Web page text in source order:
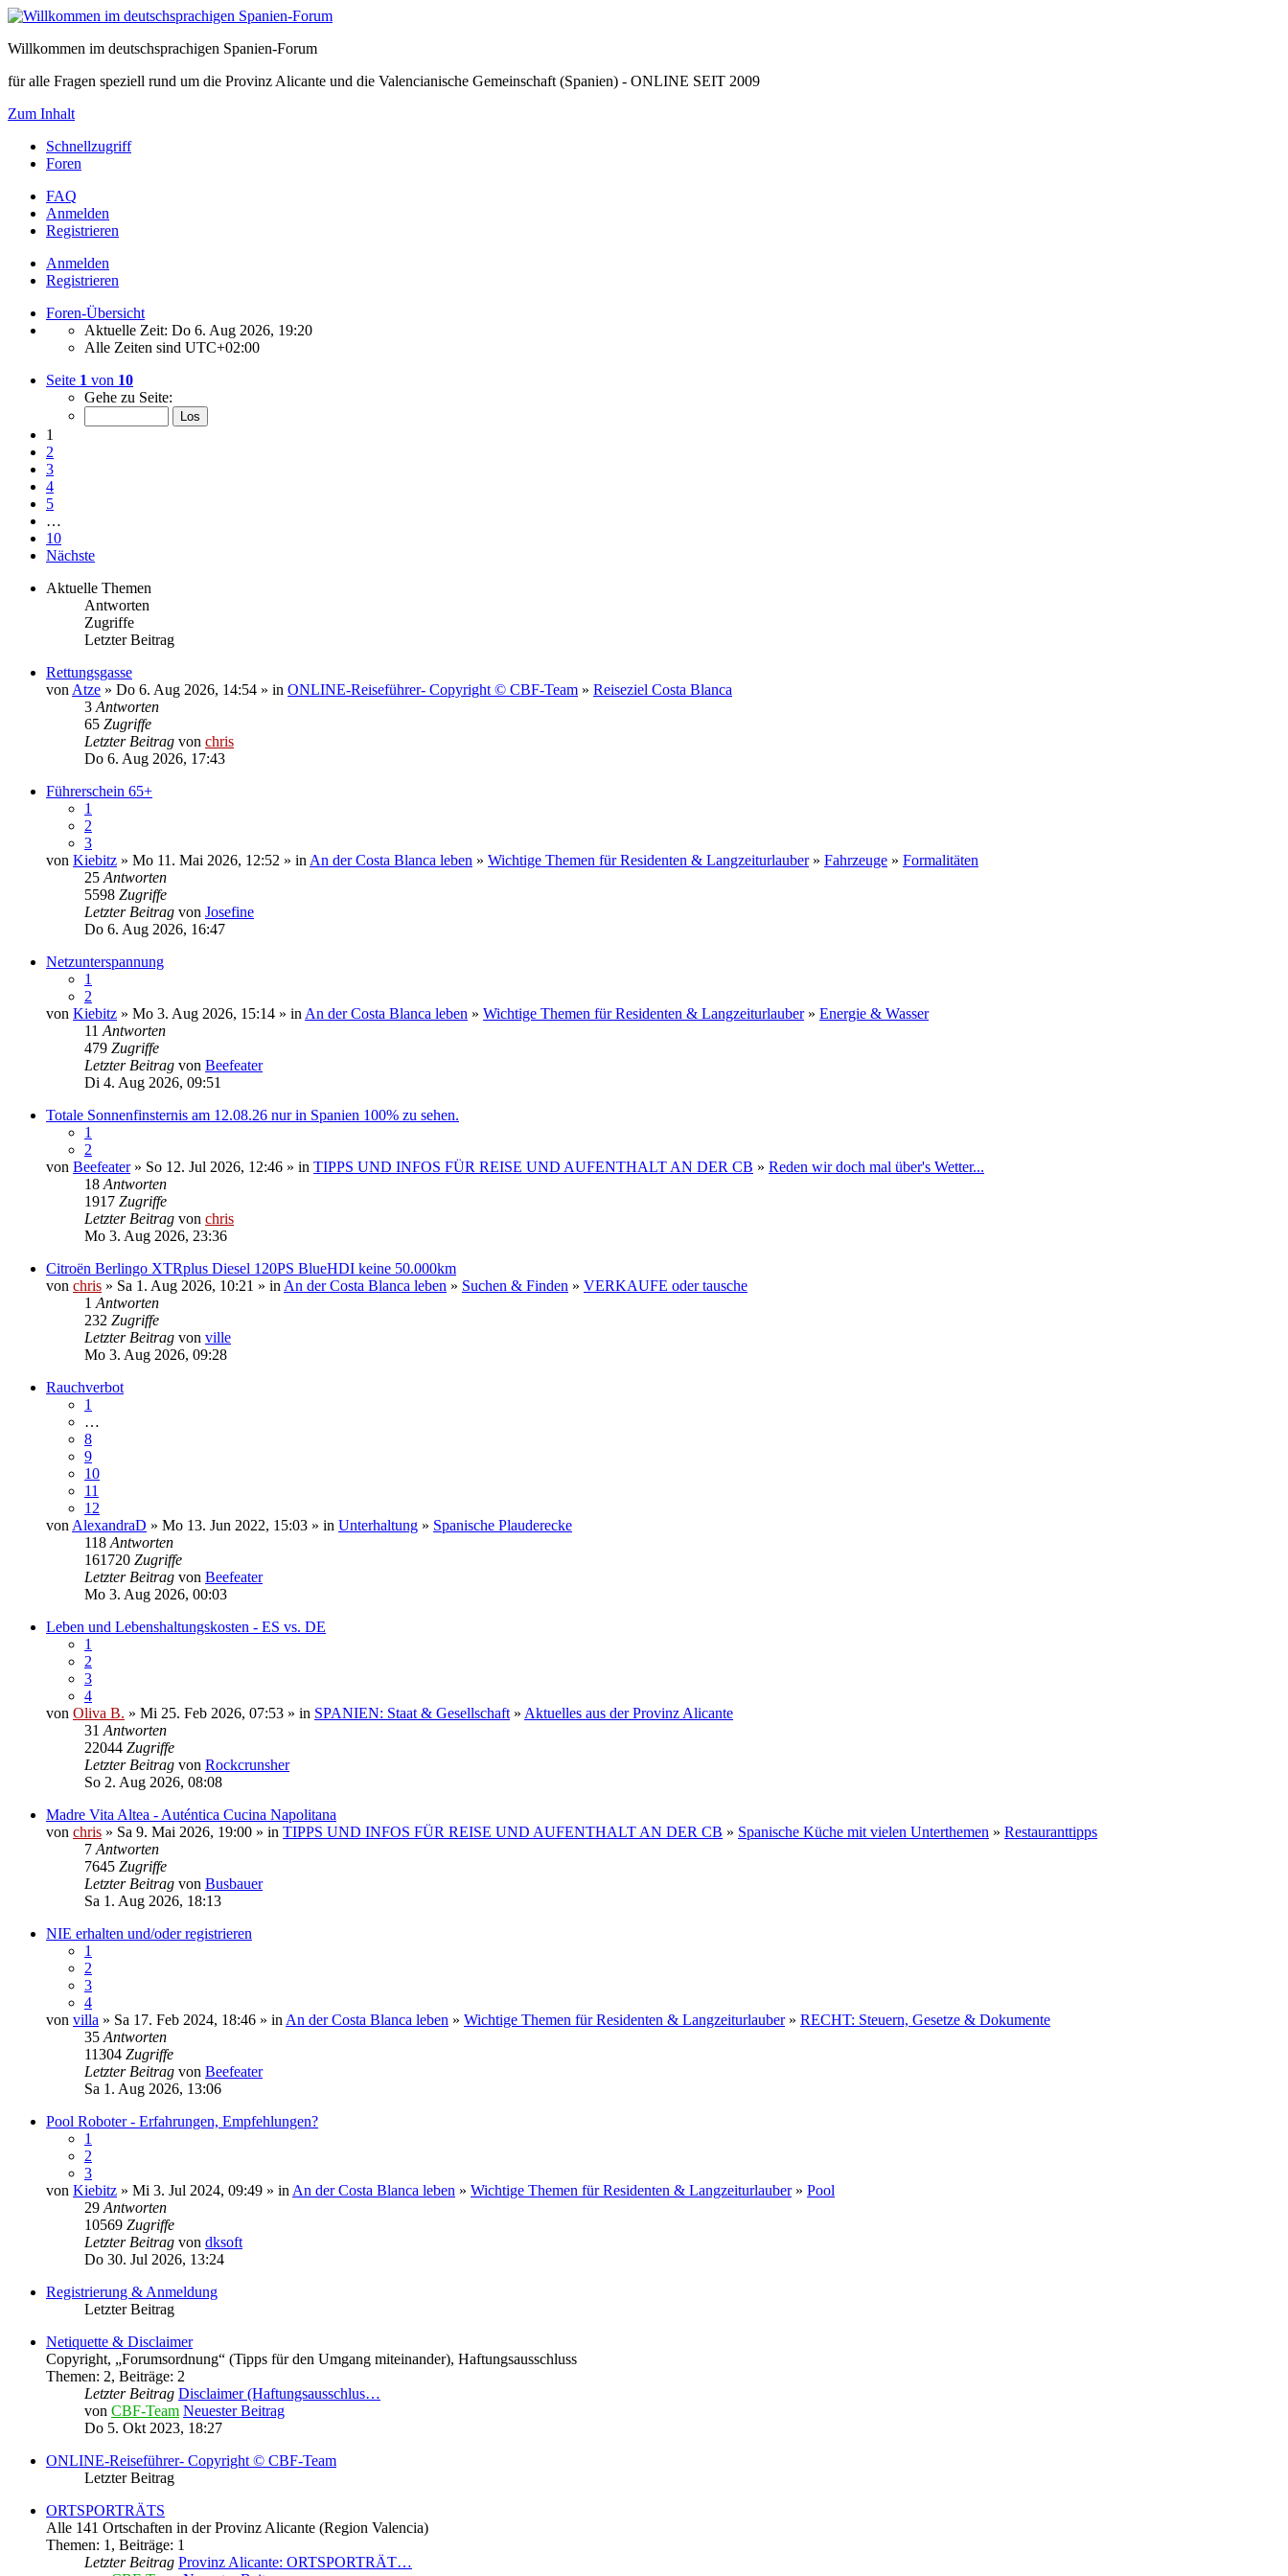
Willkommen im deutschsprachigen Spanien-Forum
für alle Fragen speziell rund um die Provinz Alicante und die Valencianische Gemeinschaft (Spanien) - ONLINE SEIT 2009
Zum Inhalt
Schnellzugriff
Foren
FAQ
Anmelden
Registrieren
Anmelden
Registrieren
Foren-Übersicht
Aktuelle Zeit: Do 6. Aug 2026, 19:20
Alle Zeiten sind UTC+02:00
Seite 1 von 10
Gehe zu Seite:
1
2
3
4
5
…
10
Nächste
Aktuelle Themen
Antworten
Zugriffe
Letzter Beitrag
Rettungsgasse
von Atze » Do 6. Aug 2026, 14:54 » in ONLINE-Reiseführer- Copyright © CBF-Team » Reiseziel Costa Blanca
3 Antworten
65 Zugriffe
Letzter Beitrag von chris
Do 6. Aug 2026, 17:43
Führerschein 65+
1
2
3
von Kiebitz » Mo 11. Mai 2026, 12:52 » in An der Costa Blanca leben » Wichtige Themen für Residenten & Langzeiturlauber» Fahrzeuge » Formalitäten
25 Antworten
5598 Zugriffe
Letzter Beitrag von Josefine
Do 6. Aug 2026, 16:47
Netzunterspannung
1
2
von Kiebitz » Mo 3. Aug 2026, 15:14 » in An der Costa Blanca leben » Wichtige Themen für Residenten & Langzeiturlauber» Energie & Wasser
11 Antworten
479 Zugriffe
Letzter Beitrag von Beefeater
Di 4. Aug 2026, 09:51
Totale Sonnenfinsternis am 12.08.26 nur in Spanien 100% zu sehen.
1
2
von Beefeater» So 12. Jul 2026, 12:46 » in TIPPS UND INFOS FÜR REISE UND AUFENTHALT AN DER CB » Reden wir doch mal über's Wetter...
18 Antworten
1917 Zugriffe
Letzter Beitrag von chris
Mo 3. Aug 2026, 23:36
Citroën Berlingo XTRplus Diesel 120PS BlueHDI keine 50.000km
von chris » Sa 1. Aug 2026, 10:21 » in An der Costa Blanca leben » Suchen & Finden » VERKAUFE oder tausche
1 Antworten
232 Zugriffe
Letzter Beitrag von ville
Mo 3. Aug 2026, 09:28
Rauchverbot
1
…
8
9
10
11
12
von AlexandraD » Mo 13. Jun 2022, 15:03 » in Unterhaltung » Spanische Plauderecke
118 Antworten
161720 Zugriffe
Letzter Beitrag von Beefeater
Mo 3. Aug 2026, 00:03
Leben und Lebenshaltungskosten - ES vs. DE
1
2
3
4
von Oliva B. » Mi 25. Feb 2026, 07:53 » in SPANIEN: Staat & Gesellschaft » Aktuelles aus der Provinz Alicante
31 Antworten
22044 Zugriffe
Letzter Beitrag von Rockcrunsher
So 2. Aug 2026, 08:08
Madre Vita Altea - Auténtica Cucina Napolitana
von chris » Sa 9. Mai 2026, 19:00 » in TIPPS UND INFOS FÜR REISE UND AUFENTHALT AN DER CB » Spanische Küche mit vielen Unterthemen » Restauranttipps
7 Antworten
7645 Zugriffe
Letzter Beitrag von Busbauer
Sa 1. Aug 2026, 18:13
NIE erhalten und/oder registrieren
1
2
3
4
von villa » Sa 17. Feb 2024, 18:46 » in An der Costa Blanca leben » Wichtige Themen für Residenten & Langzeiturlauber» RECHT: Steuern, Gesetze & Dokumente
35 Antworten
11304 Zugriffe
Letzter Beitrag von Beefeater
Sa 1. Aug 2026, 13:06
Pool Roboter - Erfahrungen, Empfehlungen?
1
2
3
von Kiebitz » Mi 3. Jul 2024, 09:49 » in An der Costa Blanca leben » Wichtige Themen für Residenten & Langzeiturlauber» Pool
29 Antworten
10569 Zugriffe
Letzter Beitrag von dksoft
Do 30. Jul 2026, 13:24
Registrierung & Anmeldung
Letzter Beitrag
Netiquette & Disclaimer
Copyright, „Forumsordnung“ (Tipps für den Umgang miteinander), Haftungsausschluss
Themen: 2, Beiträge: 2
Letzter Beitrag Disclaimer (Haftungsausschlus…
von CBF-Team Neuester Beitrag
Do 5. Okt 2023, 18:27
ONLINE-Reiseführer- Copyright © CBF-Team
Letzter Beitrag
ORTSPORTRÄTS
Alle 141 Ortschaften in der Provinz Alicante (Region Valencia)
Themen: 1 , Beiträge: 1
Letzter Beitrag Provinz Alicante: ORTSPORTRÄT…